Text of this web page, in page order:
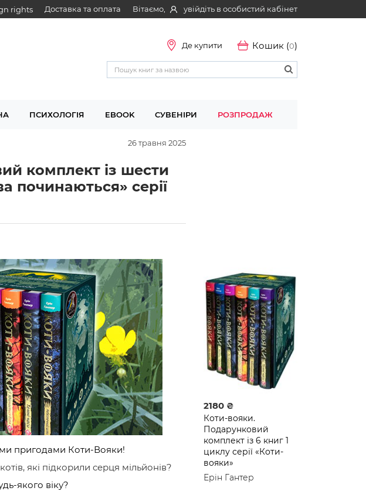
rights Доставка та оплата Вітаємо, увійдіть в особистий кабінет
Де купити Кошик (0)
ПСИХОЛОГІЯ EBOOK СУВЕНІРИ РОЗПРОДАЖ
26 травня 2025
комплект із шести
починаються» серії
пригодами Коти-Вояки!
які підкорили серця мільйонів?
якого віку?
2180 ₴
Коти-вояки.
Подарунковий
комплект із 6 книг 1
циклу серії «Коти-
вояки»
Ерін Гантер